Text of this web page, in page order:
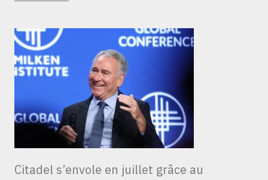
Citadel s’envole en juillet grâce au